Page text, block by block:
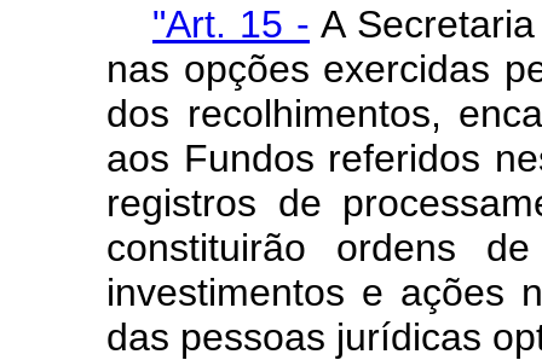
"Art. 15 - A
nas opções exercidas
dos recolhimentos,
aos Fundos referidos
registros de
constituirão ordens
investimentos e ações
das pessoas jurídicas